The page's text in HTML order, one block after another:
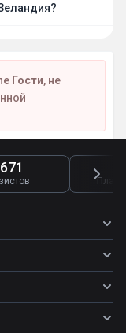
Гости, не